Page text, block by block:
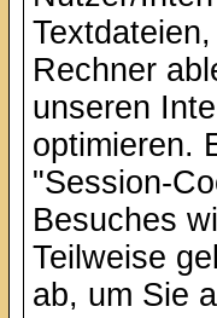
Rechner
unseren
optimieren.
"Session-
Besuches
Teilweise
ab, um Sie